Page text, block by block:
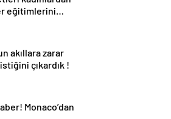
akıllara zarar
çıkardık !
Monaco’dan